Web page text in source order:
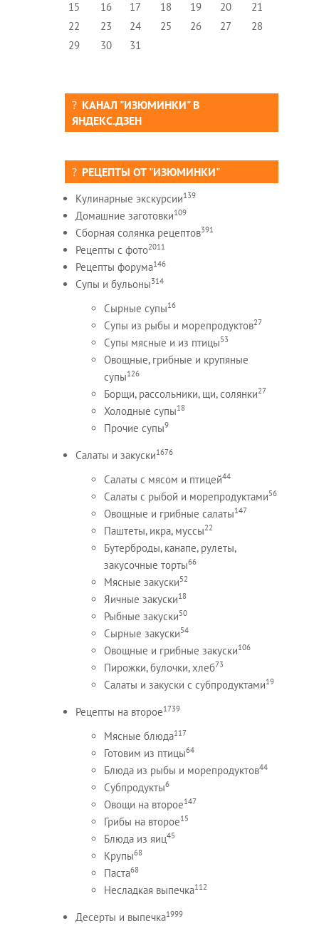
15 16 17 18 19 20
21
22
23 24 25 26 27
28
29
30 31
КАНАЛ "ИЗЮМИНКИ" В
ЯНДЕКС.ДЗЕН
РЕЦЕПТЫ ОТ "ИЗЮМИНКИ"
Кулинарные экскурсии139
Домашние заготовки109
Сборная солянка рецептов391
Рецепты c фото2011
Рецепты форума146
Супы и бульоны314
Сырные супы16
Супы из рыбы и морепродуктов27
Супы мясные и из птицы53
Овощные, грибные и крупяные
супы126
Борщи, рассольники, щи, солянки27
Холодные супы18
Прочие супы9
Салаты и закуски1676
Салаты с мясом и птицей44
Салаты с рыбой и морепродуктами56
Овощные и грибные салаты147
Паштеты, икра, муссы22
Бутерброды, канапе, рулеты,
закусочные торты66
Мясные закуски52
Яичные закуски18
Рыбные закуски50
Сырные закуски54
Овощные и грибные закуски106
Пирожки, булочки, хлеб73
Салаты и закуски с субпродуктами19
Рецепты на второе1739
Мясные блюда117
Готовим из птицы64
Блюда из рыбы и морепродуктов44
Субпродукты6
Овощи на второе147
Грибы на второе15
Блюда из яиц45
Крупы68
Паста68
Несладкая выпечка112
Десерты и выпечка1999